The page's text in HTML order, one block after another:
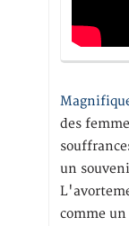
des
un
comme